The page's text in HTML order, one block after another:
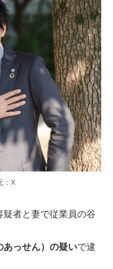
：X
者と妻で従業員の谷
あっせん）の疑いで逮